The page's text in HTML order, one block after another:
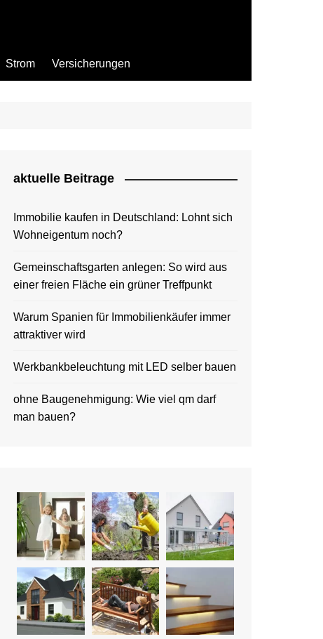
Strom Versicherungen
aktuelle Beitrage
Immobilie kaufen in Deutschland: Lohnt sich
Wohneigentum noch?
Gemeinschaftsgarten anlegen: So wird aus
einer freien Fläche ein grüner Treffpunkt
Warum Spanien für Immobilienkäufer immer
attraktiver wird
Werkbankbeleuchtung mit LED selber bauen
ohne Baugenehmigung: Wie viel qm darf
man bauen?